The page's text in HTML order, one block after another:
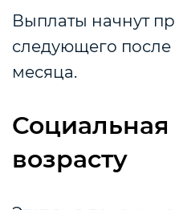
Выплаты начнут
следующего
месяца.
возрасту